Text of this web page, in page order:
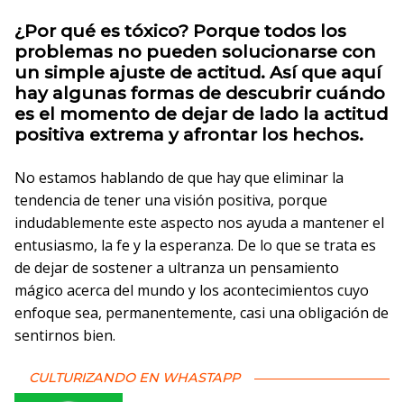
¿Por qué es tóxico? Porque todos los
problemas no pueden solucionarse con
un simple ajuste de actitud. Así que aquí
hay algunas formas de descubrir cuándo
es el momento de dejar de lado la actitud
positiva extrema y afrontar los hechos.
No estamos hablando de que hay que eliminar la
tendencia de tener una visión positiva, porque
indudablemente este aspecto nos ayuda a mantener el
entusiasmo, la fe y la esperanza. De lo que se trata es
de dejar de sostener a ultranza un pensamiento
mágico acerca del mundo y los acontecimientos cuyo
enfoque sea, permanentemente, casi una obligación de
sentirnos bien.
CULTURIZANDO EN WHASTAPP